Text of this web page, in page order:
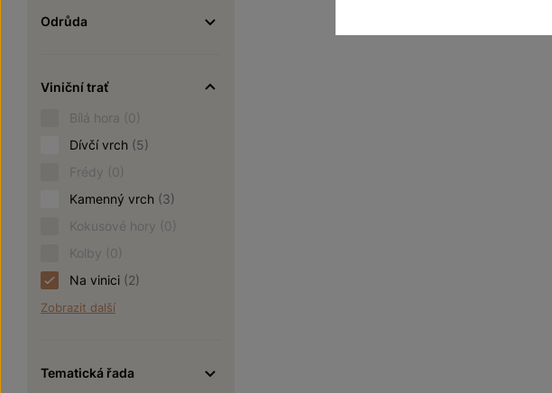
Odrůda
Viniční trať
Bílá hora (0)
Dívčí vrch (5)
Frédy (0)
Kamenný vrch (3)
Kokusové hory (0)
Kolby (0)
Na vinici (2)
Zobrazit další
Tematická řada